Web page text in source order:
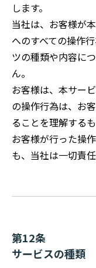
します。
当社は、お客様が
へのすべての操作
ツの種類や内容に
ん。
お客様は、本サー
の操作行為は、お
ることを理解するも
お客様が行った操
も、当社は一切責
第12条
サービスの種類